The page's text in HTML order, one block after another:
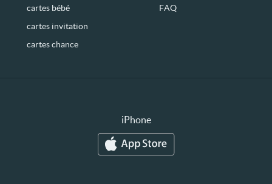
cartes bébé
cartes invitation
cartes chance
FAQ
iPhone